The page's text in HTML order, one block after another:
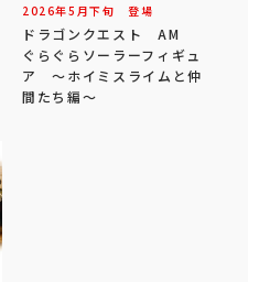
2026年5 月下旬 登場
ドラゴンクエスト AM
ぐらぐらソーラーフィギュ
ア ～ホイミスライムと仲
間たち編～